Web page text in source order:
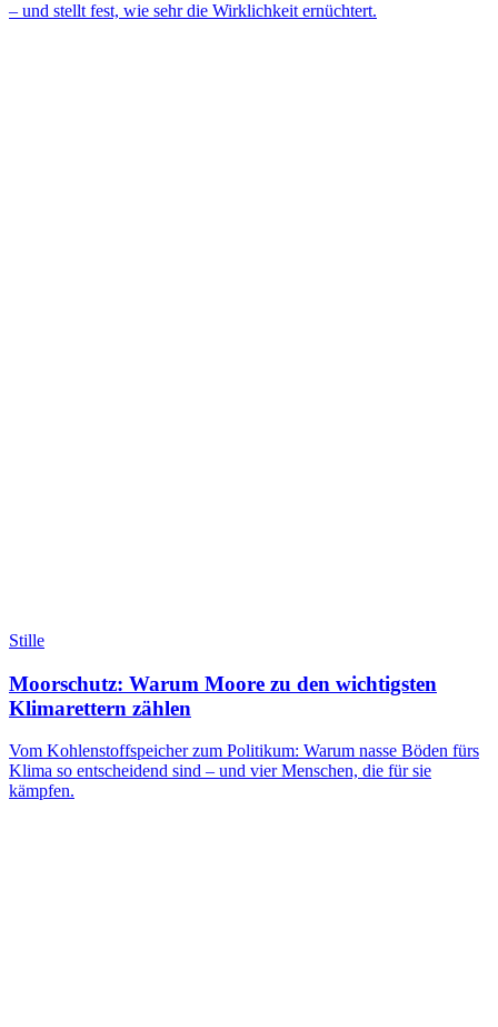
– und stellt fest, wie sehr die Wirklichkeit ernüchtert.
Stille
Moorschutz: Warum Moore zu den wichtigsten
Klimarettern zählen
Vom Kohlenstoffspeicher zum Politikum: Warum nasse Böden fürs
Klima so entscheidend sind – und vier Menschen, die für sie
kämpfen.